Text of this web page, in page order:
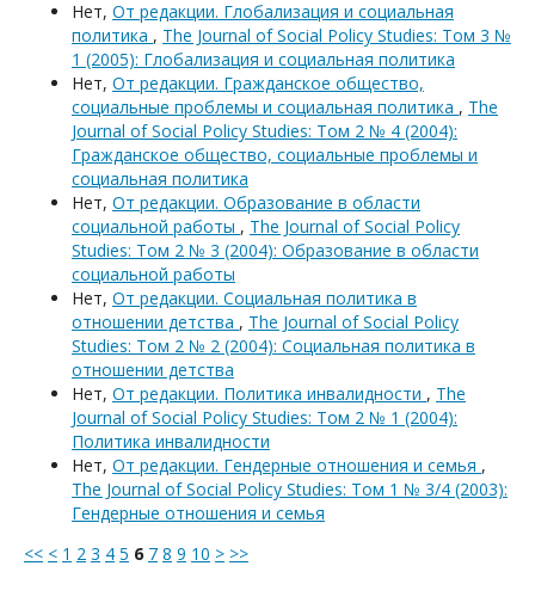
Нет, От редакции. Глобализация и социальная
политика , The Journal of Social Policy Studies: Том 3 №
1 (2005): Глобализация и социальная политика
Нет, От редакции. Гражданское общество,
социальные проблемы и социальная политика , The
Journal of Social Policy Studies: Том 2 № 4 (2004):
Гражданское общество, социальные проблемы и
социальная политика
Нет, От редакции. Образование в области
социальной работы , The Journal of Social Policy
Studies: Том 2 № 3 (2004): Образование в области
социальной работы
Нет, От редакции. Социальная политика в
отношении детства , The Journal of Social Policy
Studies: Том 2 № 2 (2004): Социальная политика в
отношении детства
Нет, От редакции. Политика инвалидности , The
Journal of Social Policy Studies: Том 2 № 1 (2004):
Политика инвалидности
Нет, От редакции. Гендерные отношения и семья ,
The Journal of Social Policy Studies: Том 1 № 3/4 (2003):
Гендерные отношения и семья
<< < 1 2 3 4 5 6 7 8 9 10 > >>